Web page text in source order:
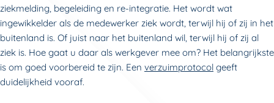
ziekmelding, begeleiding en re-integratie. Het wordt wat
ingewikkelder als de medewerker ziek wordt, terwijl hij of zij in het
buitenland is. Of juist naar het buitenland wil, terwijl hij of zij al
ziek is. Hoe gaat u daar als werkgever mee om? Het belangrijkste
is om goed voorbereid te zijn. Een verzuimprotocol geeft
duidelijkheid vooraf.